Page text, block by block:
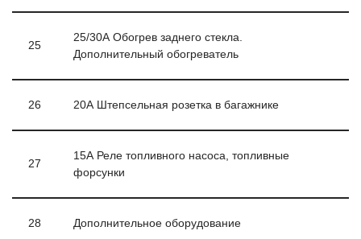
25
25/30А Обогрев заднего стекла.
Дополнительный обогреватель
26 20А Штепсельная розетка в багажнике
27
15А Реле топливного насоса, топливные
форсунки
28 Дополнительное оборудование